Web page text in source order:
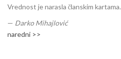
Vrednost je narasla članskim kartama.
— Darko Mihajlović
naredni >>